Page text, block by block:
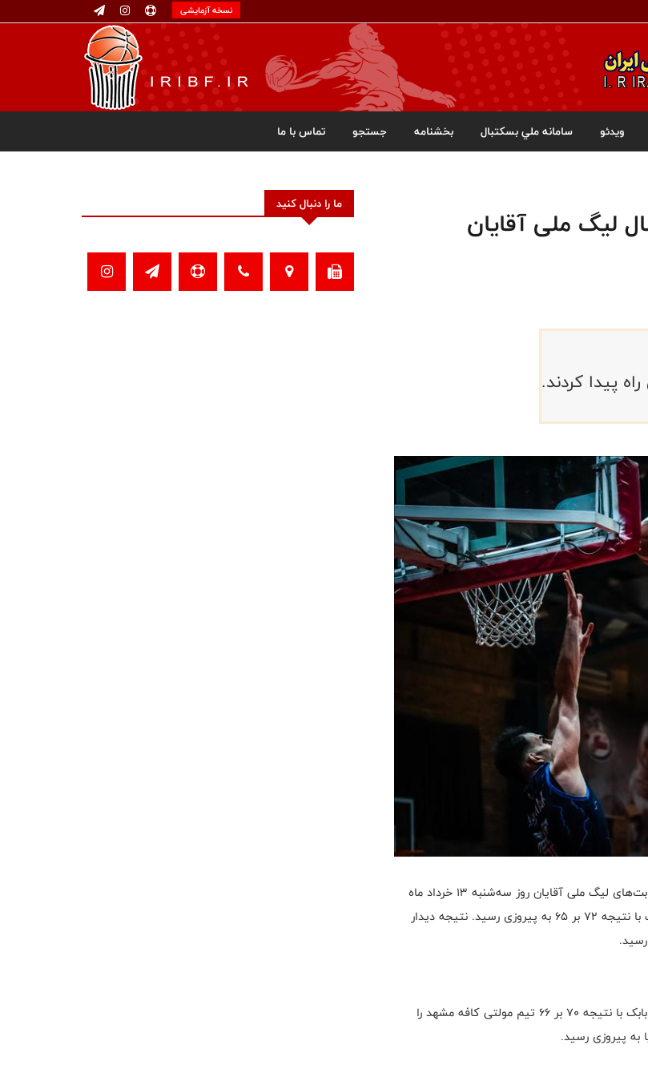
نسخه آزمایشی
ویدئو سامانه ملي بسکتبال بخشنامه جستجو تماس با ما
لیگ ملی آقایان
پیدا کردند.
به گزارش روابط عمومی فدراسیون بسکتبال، دور رفت مرحله نیمه‌نهایی رقابت‌های لیگ ملی آقایان روز سه‌شنبه ۱۳ خرداد ماه
برگزار شد. در این مرحله تیم مولتی کافه مشهد مقابل تیم مس شهر بابک با نتیجه ۷۲ بر ۶۵ به پیروزی رسید. نتیجه دیدار
در دور برگشت این مرحله رقابت‌ها امروز پنج‌شنبه ۱۵ خرداد ماه مس شهر بابک با نتیجه ۷۰ بر ۶۶ تیم مولتی کافه مشهد را
ما را دنبال کنید